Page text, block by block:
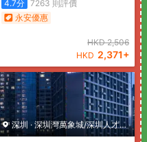
4.7分 7263 則評價
永安優惠
HKD2,506
HKD 2,371+
深圳 ·深圳灣萬象城/深圳人才公